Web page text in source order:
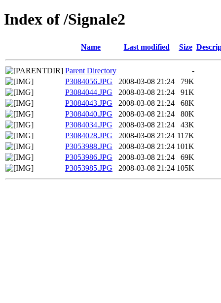
Index of /Signale2
Name Last modified Size
Parent Directory
-
P3084056.JPG
2008-03-08 21:24
79K
P3084044.JPG
2008-03-08 21:24
91K
P3084043.JPG
2008-03-08 21:24
68K
P3084040.JPG
2008-03-08 21:24
80K
P3084034.JPG
2008-03-08 21:24
43K
P3084028.JPG
2008-03-08 21:24 117K
P3053988.JPG
2008-03-08 21:24 101K
P3053986.JPG
2008-03-08 21:24
69K
P3053985.JPG
2008-03-08 21:24 105K